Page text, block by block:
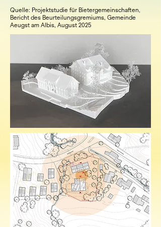
Quelle: Projektstudie für Bietergemeinschaften,
Bericht des Beurteilungsgremiums, Gemeinde
Aeugst am Albis, August 2025